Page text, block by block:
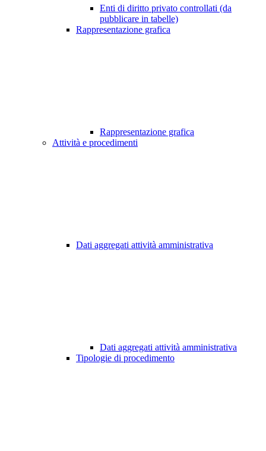
Enti di diritto privato controllati (da
pubblicare in tabelle)
Rappresentazione grafica
Rappresentazione grafica
Attività e procedimenti
Dati aggregati attività amministrativa
Dati aggregati attività amministrativa
Tipologie di procedimento